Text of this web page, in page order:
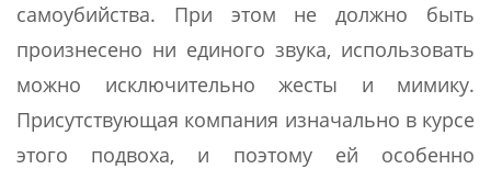
самоубийства. При этом не должно быть
произнесено ни единого звука, использовать
можно исключительно жесты и мимику.
Присутствующая компания изначально в курсе
этого подвоха, и поэтому ей особенно